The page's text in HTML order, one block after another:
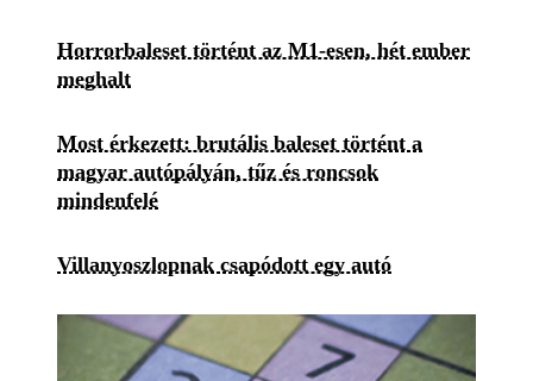
Horrorbaleset történt az M1-esen, hét ember
meghalt
Most érkezett: brutális baleset történt a
magyar autópályán, tűz és roncsok
mindenfelé
Villanyoszlopnak csapódott egy autó